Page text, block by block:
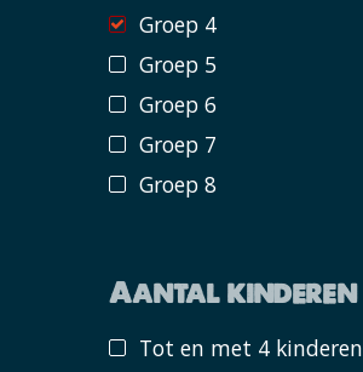
Groep 4
Groep 5
Groep 6
Groep 7
Groep 8
Aantal kinderen
Tot en met 4 kinderen